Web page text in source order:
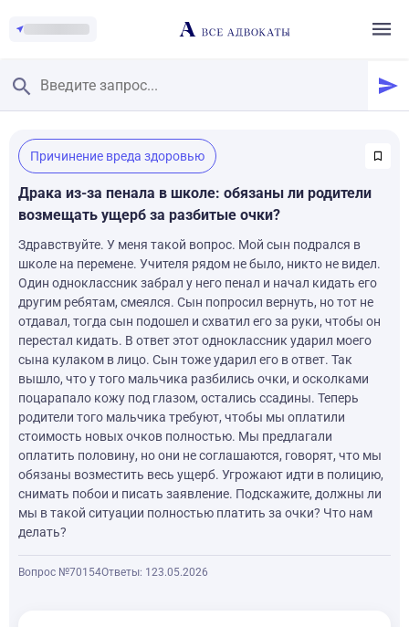
Главная
/
Смотреть заданные вопросы
/
Задать вопрос
Причинение вреда здоровью
Драка из-за пенала в школе: обязаны ли родители
возмещать ущерб за разбитые очки?
Здравствуйте. У меня такой вопрос. Мой сын подрался в
школе на перемене. Учителя рядом не было, никто не видел.
Один одноклассник забрал у него пенал и начал кидать его
другим ребятам, смеялся. Сын попросил вернуть, но тот не
отдавал, тогда сын подошел и схватил его за руки, чтобы он
перестал кидать. В ответ этот одноклассник ударил моего
сына кулаком в лицо. Сын тоже ударил его в ответ. Так
вышло, что у того мальчика разбились очки, и осколками
поцарапало кожу под глазом, остались ссадины. Теперь
родители того мальчика требуют, чтобы мы оплатили
стоимость новых очков полностью. Мы предлагали
оплатить половину, но они не соглашаются, говорят, что мы
обязаны возместить весь ущерб. Угрожают идти в полицию,
снимать побои и писать заявление. Подскажите, должны ли
мы в такой ситуации полностью платить за очки? Что нам
делать?
Вопрос №70154Ответы: 1 23.05.2026